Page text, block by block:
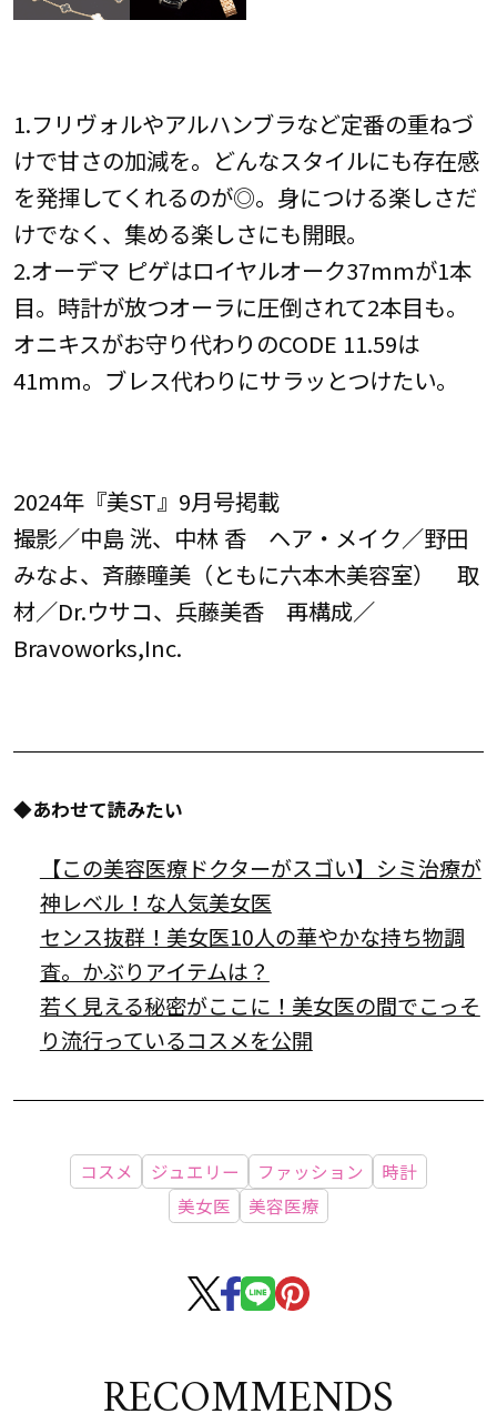
1.フリヴォルやアルハンブラなど定番の重ねづ
けで甘さの加減を。どんなスタイルにも存在感
を発揮してくれるのが◎。身につける楽しさだ
けでなく、集める楽しさにも開眼。
2.オーデマ ピゲはロイヤルオーク37mmが1本
目。時計が放つオーラに圧倒されて2本目も。
オニキスがお守り代わりのCODE 11.59は
41mm。ブレス代わりにサラッとつけたい。
2024年『美ST』9月号掲載
撮影／中島 洸、中林 香 ヘア・メイク／野田
みなよ、斉藤瞳美（ともに六本木美容室） 取
材／Dr.ウサコ、兵藤美香 再構成／
Bravoworks,Inc.
◆あわせて読みたい
【この美容医療ドクターがスゴい】シミ治療が
神レベル！な人気美女医
センス抜群！美女医10人の華やかな持ち物調
査。かぶりアイテムは？
若く見える秘密がここに！美女医の間でこっそ
り流行っているコスメを公開
コスメ ジュエリー ファッション
時計
美女医
美容医療
RECOMMENDS